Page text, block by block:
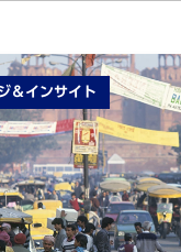
＆インサイト